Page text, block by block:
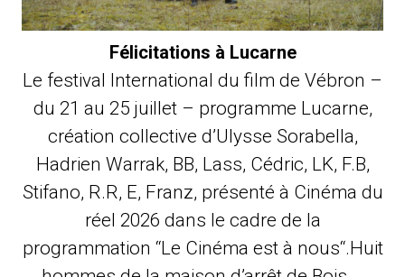
Félicitations à Lucarne
Le festival International du film de Vébron –
du 21 au 25 juillet – programme Lucarne,
création collective d’Ulysse Sorabella,
Hadrien Warrak, BB, Lass, Cédric, LK, F.B,
Stifano, R.R, E, Franz, présenté à Cinéma du
réel 2026 dans le cadre de la
programmation “Le Cinéma est à nous“.Huit